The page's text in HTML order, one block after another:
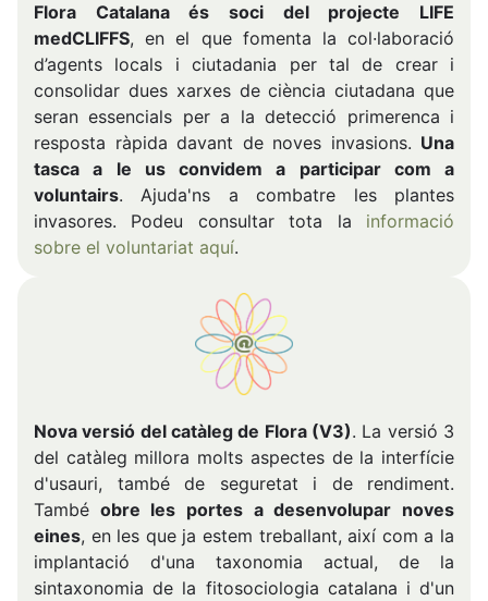
Flora Catalana és soci del projecte LIFE
medCLIFFS, en el que fomenta la col·laboració
d’agents locals i ciutadania per tal de crear i
consolidar dues xarxes de ciència ciutadana que
seran essencials per a la detecció primerenca i
resposta ràpida davant de noves invasions. Una
tasca a le us convidem a participar com a
voluntairs. Ajuda'ns a combatre les plantes
invasores. Podeu consultar tota la informació
sobre el voluntariat aquí.
Nova versió del catàleg de Flora (V3). La versió 3
del catàleg millora molts aspectes de la interfície
d'usauri, també de seguretat i de rendiment.
També obre les portes a desenvolupar noves
eines, en les que ja estem treballant, així com a la
implantació d'una taxonomia actual, de la
sintaxonomia de la fitosociologia catalana i d'un